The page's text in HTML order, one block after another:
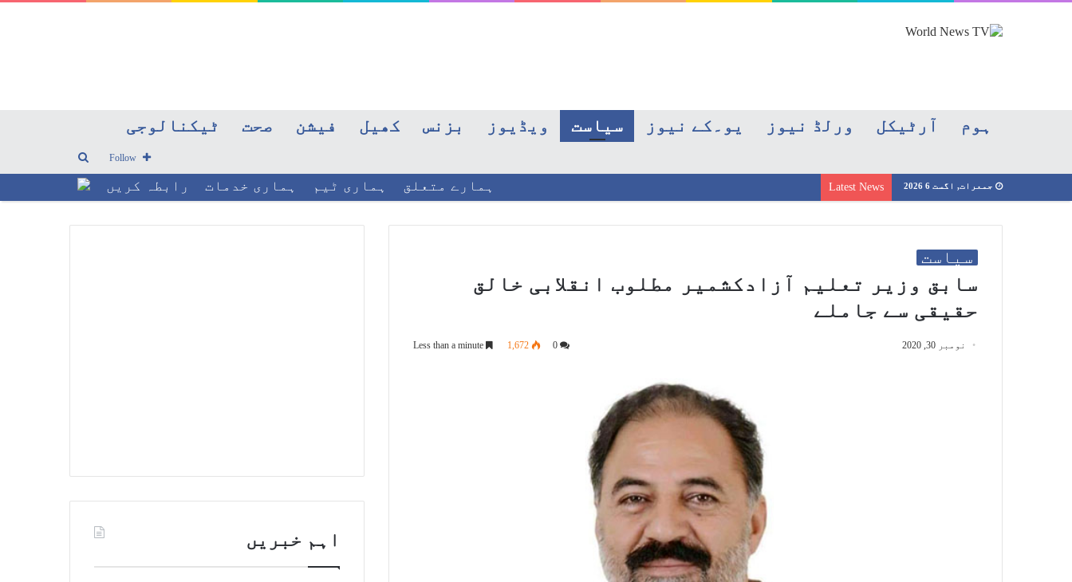
ہوم آرٹیکل ورلڈ نیوز یو۔کے نیوز سیاست ویڈیوز بزنس کھیل فیشن صحت ٹیکنالوجی
Search
for
Follow
جمعرات, اگست 6 2026 Latest News ہمارے متعلق ہماری ٹیم ہماری خدمات رابطہ کریں
سیاست
سابق وزیر تعلیم آزادکشمیر مطلوب انقلابی خالق
حقیقی سے جاملے
نومبر 30, 2020 1,672
اہم خبریں